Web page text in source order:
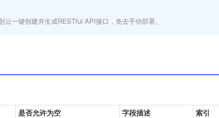
一键创建并生成RESTful API接口，免去手动部署。
是否允许为空 字段描述 索引